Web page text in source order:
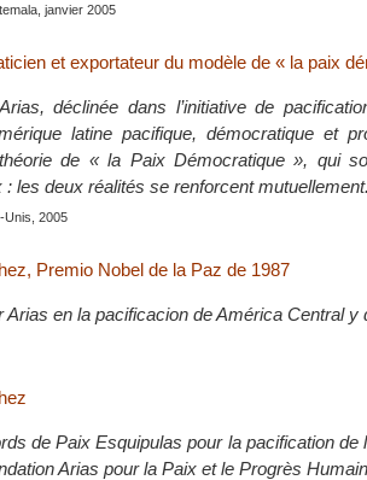
janvier 2005
et exportateur du modèle de « la paix
déclinée dans l’initiative de
latine pacifique, démocratique et
de « la Paix Démocratique », qui
: les deux réalités se renforcent mutuellement.
Unis, 2005
Premio Nobel de la Paz de 1987
Arias en la pacificacion de América Central y
de Paix Esquipulas pour la pacification de
Arias pour la Paix et le Progrès